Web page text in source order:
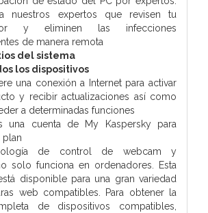
nuestros expertos que revisen tu
y eliminen las infecciones
de manera remota
del sistema
los dispositivos
una conexión a Internet para activar
y recibir actualizaciones así como
a determinadas funciones
una cuenta de My Kaspersky para
plan
de control de webcam y
solo funciona en ordenadores. Esta
disponible para una gran variedad
web compatibles. Para obtener la
de dispositivos compatibles,